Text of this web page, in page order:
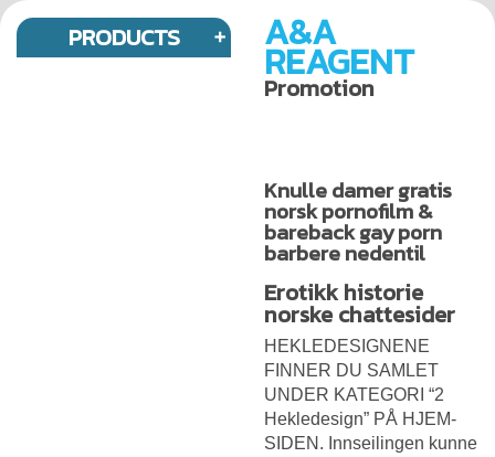
PRODUCTS A&A
REAGENT
Promotion
Knulle damer gratis
norsk pornofilm &
bareback gay porn
barbere nedentil
Erotikk historie
norske chattesider
HEKLEDESIGNENE
FINNER DU SAMLET
UNDER KATEGORI “2
Hekledesign” PÅ HJEM-
SIDEN. Innseilingen kunne